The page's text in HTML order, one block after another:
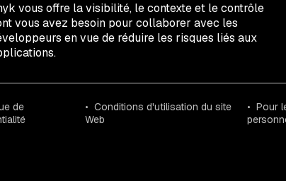
vous offre la visibilité, le contexte et le contrôle
vous avez besoin pour collaborer avec les
en vue de réduire les risques liés aux
de
Conditions d'utilisation du site
Web
Pour